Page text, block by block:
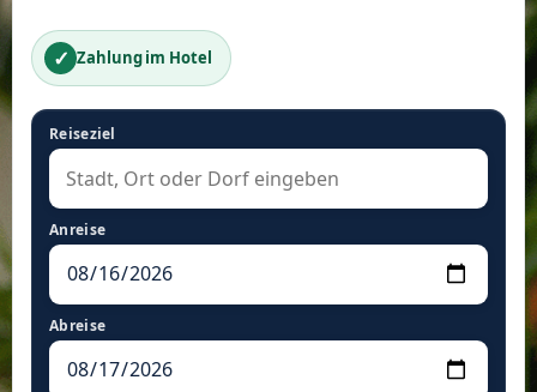
✓ Zahlung im Hotel
Reiseziel
Anreise
Abreise